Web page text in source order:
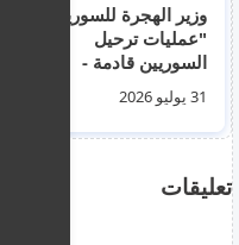
وزير الهجرة للسوريين :
"عمليات ترحيل
السوريين قادمة -
استغلوا خطة العودة"31 يوليو 2026
تعليقات